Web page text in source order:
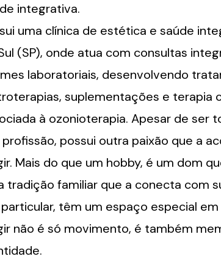
integrativa.
uma clínica de estética e saúde
(SP), onde atua com consultas
laboratoriais, desenvolvendo
suplementações e terapia
à ozonioterapia. Apesar de ser
profissão, possui outra paixão que a
Mais do que um hobby, é um dom
tradição familiar que a conecta com
têm um espaço especial em
não é só movimento, é também